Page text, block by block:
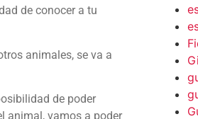
de conocer a tu
animales, se va a
de poder
animal, vamos a poder